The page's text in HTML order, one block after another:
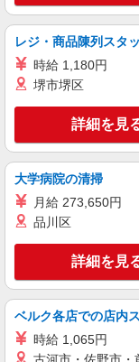
アルバイト
ライフ北赤羽店（店舗
作
キープ
パート
ライフアクトピア北赤
2-
キープ
レジ・商品陳列スタ
時給 1,180円
堺市堺区
詳細を見
大学病院の清掃
月給 273,650円
品川区
詳細を見
ベルク各店での店内
時給 1,065円